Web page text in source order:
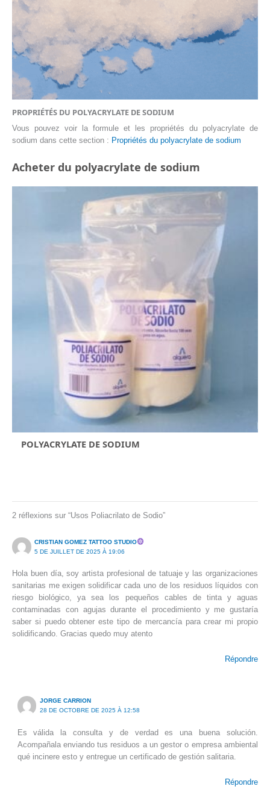
PROPRIÉTÉS DU POLYACRYLATE DE SODIUM
Vous pouvez voir la formule et les propriétés du polyacrylate de
sodium dans cette section : Propriétés du polyacrylate de sodium
Acheter du polyacrylate de sodium
POLYACRYLATE DE SODIUM
2 réflexions sur “Usos Poliacrilato de Sodio”
CRISTIAN GOMEZ TATTOO STUDIO
5 DE JUILLET DE 2025 À 19:06
Hola buen día, soy artista profesional de tatuaje y las organizaciones
sanitarias me exigen solidificar cada uno de los residuos líquidos con
riesgo biológico, ya sea los pequeños cables de tinta y aguas
contaminadas con agujas durante el procedimiento y me gustaría
saber si puedo obtener este tipo de mercancía para crear mi propio
solidificando. Gracias quedo muy atento
Répondre
JORGE CARRION
28 DE OCTOBRE DE 2025 À 12:58
Es válida la consulta y de verdad es una buena solución.
Acompañala enviando tus residuos a un gestor o empresa ambiental
qué incinere esto y entregue un certificado de gestión salitaria.
Répondre